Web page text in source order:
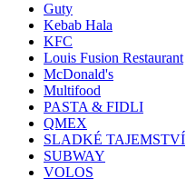
Guty
Kebab Hala
KFC
Louis Fusion Restaurant
McDonald's
Multifood
PASTA & FIDLI
QMEX
SLADKÉ TAJEMSTVÍ
SUBWAY
VOLOS